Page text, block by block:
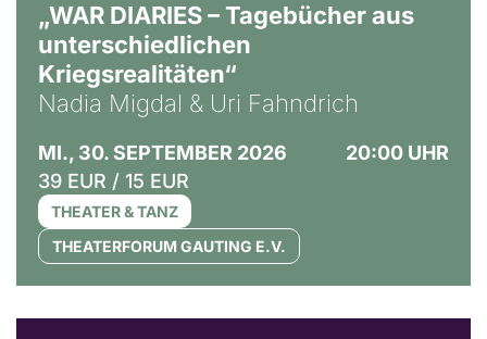
„WAR DIARIES – Tagebücher aus
unterschiedlichen
Kriegsrealitäten“
Nadia Migdal & Uri Fahndrich
MI., 30. SEPTEMBER 2026
20:00 UHR
39 EUR / 15 EUR
THEATER & TANZ
THEATERFORUM GAUTING E.V.